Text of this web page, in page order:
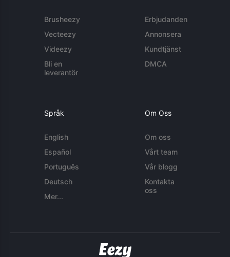
Brusheezy
Vecteezy
Videezy
Bli en
leverantör
Erbjudanden
Annonsera
Kundtjänst
DMCA
Språk
English
Español
Português
Deutsch
Mer...
Om Oss
Om oss
Vårt team
Vår blogg
Kontakta
oss